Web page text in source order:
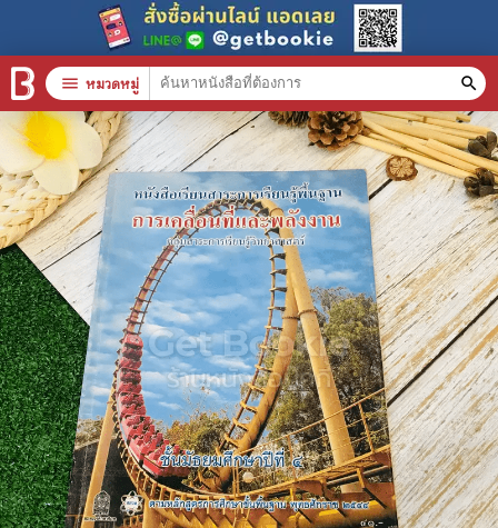
menu หมวดหมู่ search
หมวดหมู่สินค้า clear
หนังสือทั้งหมด
stars สินค้าใช้เฉพาะแต้มเท่านั้น
📚 หนังสือทั่วไป
🦄 วรรณกรรม นิยาย เรื่องสั้น
🎓 การศึกษา
😼 หนังสือการ์ตูน
🐲 หนังสือเด็ก